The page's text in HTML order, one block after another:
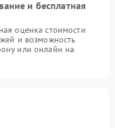
и бесплатная
оценка стоимости
и возможность
или онлайн на